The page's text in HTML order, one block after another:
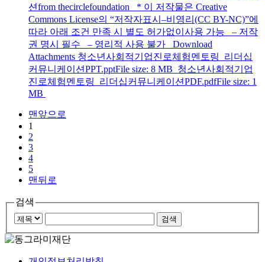
션from thecirclefoundation * 이 저작물은 Creative
Commons License의 “저작자표시–비영리(CC BY-NC)”에
따라 아래 조건 만족 시 별도 허가없이사용 가능 – 저작
권 명시 필수 – 영리적 사용 불가 Download
Attachments 청소년사회적기업진로체험멘토링_리더십
커뮤니케이션PPT.pptFile size: 8 MB 청소년사회적기업
진로체험멘토링_리더십커뮤니케이션PDF.pdfFile size: 1
MB
맨앞으로
1
2
3
4
5
맨뒤로
검색